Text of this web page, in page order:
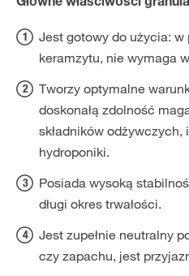
Główne właściwości
Jest gotowy do użycia:
keramzytu, nie wymaga
Tworzy optymalne
doskonałą zdolność
składników
hydroponiki.
Posiada wysoką
długi okres trwałości.
Jest zupełnie neutralny
czy zapachu, jest